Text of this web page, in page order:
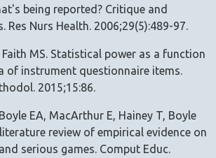
being reported? Critique and
Res Nurs Health. 2006;29(5):489-97.
Faith MS. Statistical power as a function
of instrument questionnaire items.
2015;15:86.
EA, MacArthur E, Hainey T, Boyle
review of empirical evidence on
serious games. Comput Educ.